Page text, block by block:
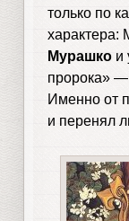
только по
характера:
Мурашкои
пророка» —
Именно от
и перенял